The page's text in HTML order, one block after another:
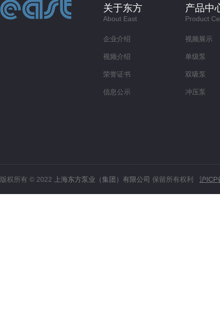
关于东方
About East
企业介绍
视频介绍
荣誉证书
信息公示
产品中
Product
视频展示
单级泵
双吸泵
冲压泵
版权所有 © 2022 上海东方泵业（集团）有限公司 保留所有权利 沪ICP